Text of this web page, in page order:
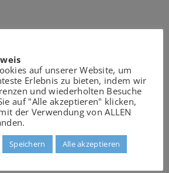
auf unserer Website, um
Erlebnis zu bieten, indem wir
und wiederholten Besuche
auf "Alle akzeptieren" klicken,
der Verwendung von ALLEN
Speichern Alle akzeptieren